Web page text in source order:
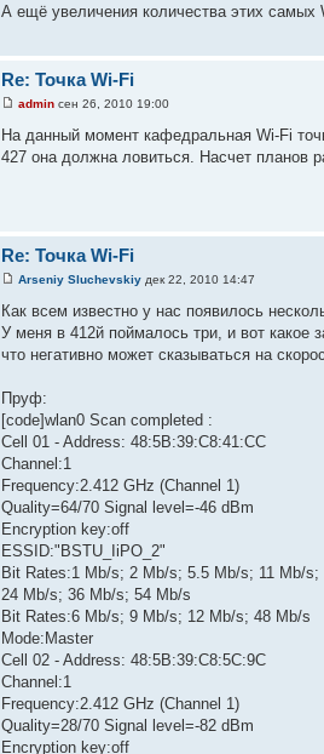
А ещё увеличения количества этих
Re: Точка Wi-Fi
admin сен 26, 2010 19:00
На данный момент кафедральная Wi-Fi
427 она должна ловиться. Насчет планов
Re: Точка Wi-Fi
Arseniy Sluchevskiy дек 22, 2010 14:47
Как всем известно у нас появилось
У меня в 412й поймалось три, и вот какое
что негативно может сказываться на
Пруф:
[code]wlan0 Scan completed :
Cell 01 - Address: 48:5B:39:C8:41:CC
Channel:1
Frequency:2.412 GHz (Channel 1)
Quality=64/70 Signal level=-46 dBm
Encryption key:off
ESSID:"BSTU_IiPO_2"
Bit Rates:1 Mb/s; 2 Mb/s; 5.5 Mb/s; 11 Mb/s;
24 Mb/s; 36 Mb/s; 54 Mb/s
Bit Rates:6 Mb/s; 9 Mb/s; 12 Mb/s; 48 Mb/s
Mode:Master
Cell 02 - Address: 48:5B:39:C8:5C:9C
Channel:1
Frequency:2.412 GHz (Channel 1)
Quality=28/70 Signal level=-82 dBm
Encryption key:off